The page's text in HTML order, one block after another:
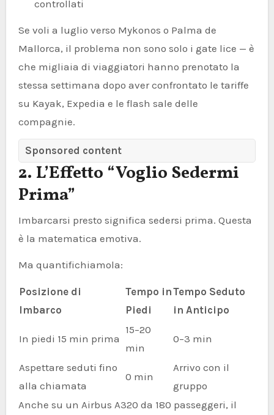
controllati
Se voli a luglio verso Mykonos o Palma de
Mallorca, il problema non sono solo i gate lice — è
che migliaia di viaggiatori hanno prenotato la
stessa settimana dopo aver confrontato le tariffe
su Kayak, Expedia e le flash sale delle
compagnie.
Sponsored content
2. L’Effetto “Voglio Sedermi
Prima”
Imbarcarsi presto significa sedersi prima. Questa
è la matematica emotiva.
Ma quantifichiamola:
Posizione di
Imbarco
Tempo in
Piedi
Tempo Seduto
in Anticipo
In piedi 15 min prima
15–20
min
0–3 min
Aspettare seduti fino
alla chiamata
0 min
Arrivo con il
gruppo
Anche su un Airbus A320 da 180 passeggeri, il